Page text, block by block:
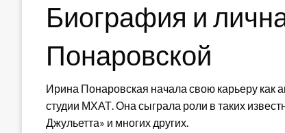
Биография и
Понаровской
Ирина Понаровская начала свою карьеру как
студии МХАТ. Она сыграла роли в таких
Джульетта» и многих других.